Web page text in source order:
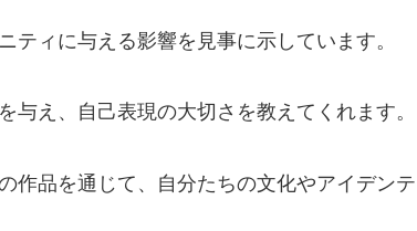
ティに与える影響を見事に示しています。
与え、自己表現の大切さを教えてくれます。
作品を通じて、自分たちの文化やアイデン